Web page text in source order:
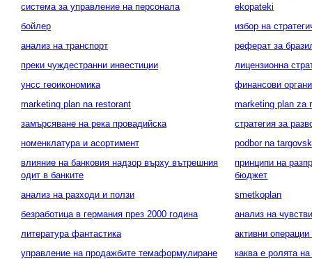
система за управление на персонала
ekopateki
бойлер
избор на
анализ на транспорт
реферат за
преки чуждестранни инвестиции
лицензионна
унсс геоикономика
финансови органи
marketing plan na restorant
marketing plan za
замърсяване на река провадийска
стратегия за
номенклатура и асортимент
podbor na
влияние на банковия надзор върху вътрешния
одит в банките
принципи на
бюджет
анализ на разходи и ползи
smetkoplan
безработица в германия през 2000 година
анализ на
литература фантастика
активни
управление на продажбите темаформулиране
каква е ролята